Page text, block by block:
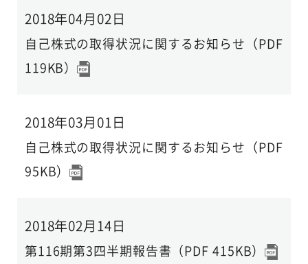
2018年04月02日
自己株式の取得状況に関するお知らせ（PDF
119KB）
2018年03月01日
自己株式の取得状況に関するお知らせ（PDF
95KB）
2018年02月14日
第116期第3四半期報告書（PDF 415KB）